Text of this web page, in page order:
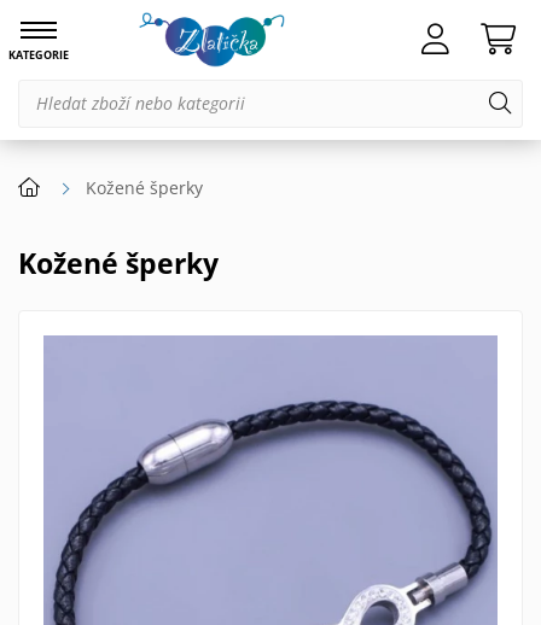
KATEGORIE
Kožené šperky
Kožené šperky